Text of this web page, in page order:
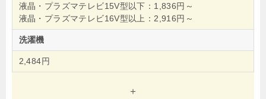
液晶・プラズマテレビ15V型以下：1,836円～
液晶・プラズマテレビ16V型以上：2,916円～
洗濯機
2,484円
＋